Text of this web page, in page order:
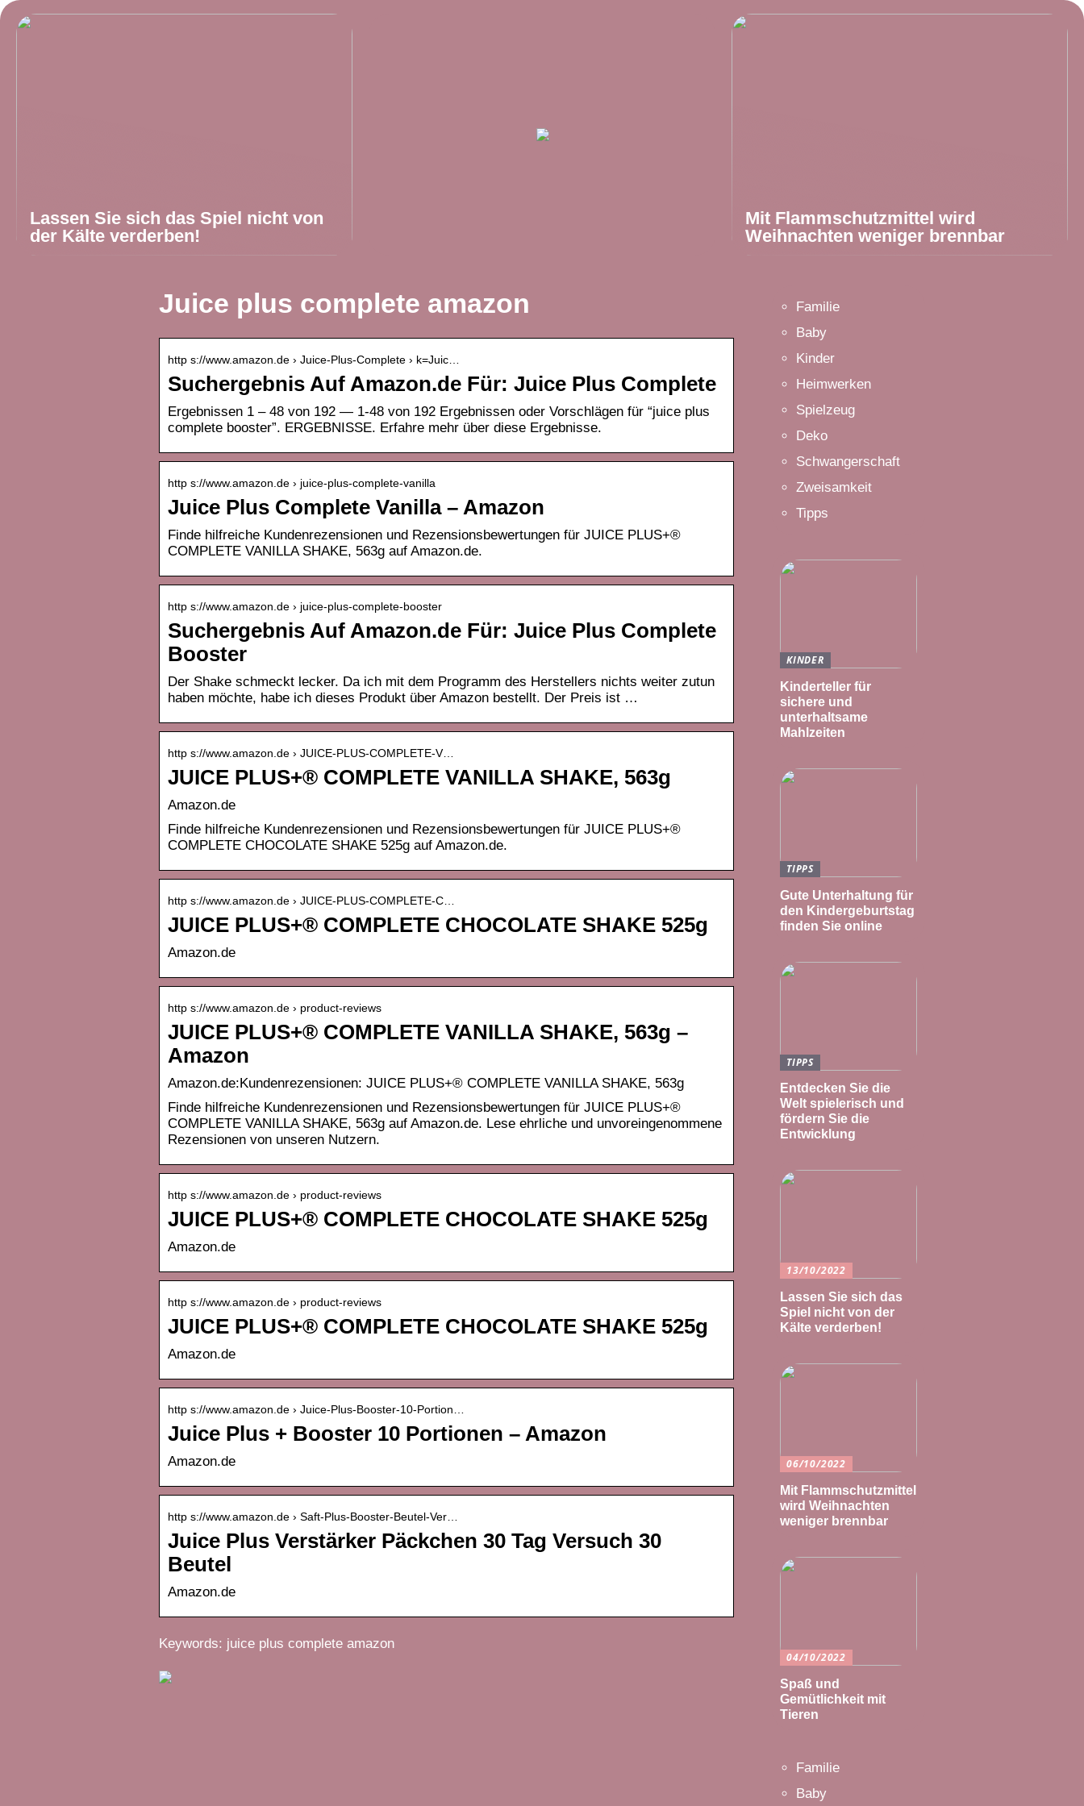
Lassen Sie sich das Spiel nicht von
der Kälte verderben!
Mit Flammschutzmittel wird
Weihnachten weniger brennbar
Juice plus complete amazon
http s://www.amazon.de › Juice-Plus-Complete › k=Juic…
Suchergebnis Auf Amazon.de Für: Juice Plus Complete
Ergebnissen 1 – 48 von 192 — 1-48 von 192 Ergebnissen oder Vorschlägen für “juice plus
complete booster”. ERGEBNISSE. Erfahre mehr über diese Ergebnisse.
http s://www.amazon.de › juice-plus-complete-vanilla
Juice Plus Complete Vanilla – Amazon
Finde hilfreiche Kundenrezensionen und Rezensionsbewertungen für JUICE PLUS+®
COMPLETE VANILLA SHAKE, 563g auf Amazon.de.
http s://www.amazon.de › juice-plus-complete-booster
Suchergebnis Auf Amazon.de Für: Juice Plus Complete
Booster
Der Shake schmeckt lecker. Da ich mit dem Programm des Herstellers nichts weiter zutun
haben möchte, habe ich dieses Produkt über Amazon bestellt. Der Preis ist …
http s://www.amazon.de › JUICE-PLUS-COMPLETE-V…
JUICE PLUS+® COMPLETE VANILLA SHAKE, 563g
Amazon.de
Finde hilfreiche Kundenrezensionen und Rezensionsbewertungen für JUICE PLUS+®
COMPLETE CHOCOLATE SHAKE 525g auf Amazon.de.
http s://www.amazon.de › JUICE-PLUS-COMPLETE-C…
JUICE PLUS+® COMPLETE CHOCOLATE SHAKE 525g
Amazon.de
http s://www.amazon.de › product-reviews
JUICE PLUS+® COMPLETE VANILLA SHAKE, 563g –
Amazon
Amazon.de:Kundenrezensionen: JUICE PLUS+® COMPLETE VANILLA SHAKE, 563g
Finde hilfreiche Kundenrezensionen und Rezensionsbewertungen für JUICE PLUS+®
COMPLETE VANILLA SHAKE, 563g auf Amazon.de. Lese ehrliche und unvoreingenommene
Rezensionen von unseren Nutzern.
http s://www.amazon.de › product-reviews
JUICE PLUS+® COMPLETE CHOCOLATE SHAKE 525g
Amazon.de
http s://www.amazon.de › product-reviews
JUICE PLUS+® COMPLETE CHOCOLATE SHAKE 525g
Amazon.de
http s://www.amazon.de › Juice-Plus-Booster-10-Portion…
Juice Plus + Booster 10 Portionen – Amazon
Amazon.de
http s://www.amazon.de › Saft-Plus-Booster-Beutel-Ver…
Juice Plus Verstärker Päckchen 30 Tag Versuch 30
Beutel
Amazon.de
Keywords: juice plus complete amazon
Familie
Baby
Kinder
Heimwerken
Spielzeug
Deko
Schwangerschaft
Zweisamkeit
Tipps
KINDER
Kinderteller für
sichere und
unterhaltsame
Mahlzeiten
TIPPS
Gute Unterhaltung für
den Kindergeburtstag
finden Sie online
TIPPS
Entdecken Sie die
Welt spielerisch und
fördern Sie die
Entwicklung
13/10/2022
Lassen Sie sich das
Spiel nicht von der
Kälte verderben!
06/10/2022
Mit Flammschutzmittel
wird Weihnachten
weniger brennbar
04/10/2022
Spaß und
Gemütlichkeit mit
Tieren
Familie
Baby